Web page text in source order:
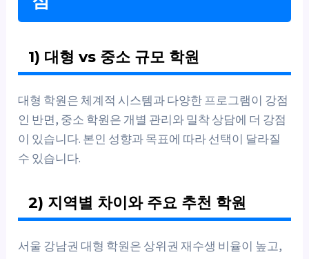
1) 대형 vs 중소 규모 학원
대형 학원은 체계적 시스템과 다양한 프로그램이 강점
인 반면, 중소 학원은 개별 관리와 밀착 상담에 더 강점
이 있습니다. 본인 성향과 목표에 따라 선택이 달라질
수 있습니다.
2) 지역별 차이와 주요 추천 학원
서울 강남권 대형 학원은 상위권 재수생 비율이 높고,